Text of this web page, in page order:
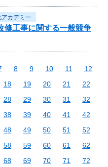
カデミー
修工事に関する一般競争
8 9 10 11
12
18 19 20 21
22
28 29 30 31
32
38 39 40 41
42
48 49 50 51
52
58 59 60 61
62
68 69 70 71
72